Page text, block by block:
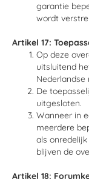
garantie
wordt
Artikel 17:
Op deze
uitsluitend
Nederlandse
De
uitgesloten.
Wanneer in
meerdere
als
blijven de
Artikel 18: